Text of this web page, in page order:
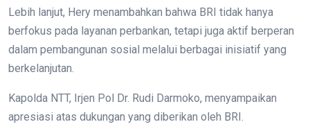
Lebih lanjut, Hery menambahkan bahwa BRI tidak hanya
berfokus pada layanan perbankan, tetapi juga aktif berperan
dalam pembangunan sosial melalui berbagai inisiatif yang
berkelanjutan.
Kapolda NTT, Irjen Pol Dr. Rudi Darmoko, menyampaikan
apresiasi atas dukungan yang diberikan oleh BRI.